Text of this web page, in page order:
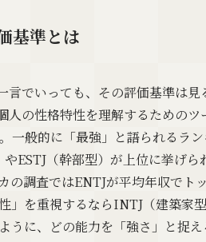
基準とは
でいっても、その評価基準は
の性格特性を理解するためのツ
一般的に「最強」と語られるラ
ESTJ（幹部型）が上位に挙げ
の調査ではENTJが平均年収でト
」を重視するならINTJ（建築
うに、どの能力を「強さ」と捉